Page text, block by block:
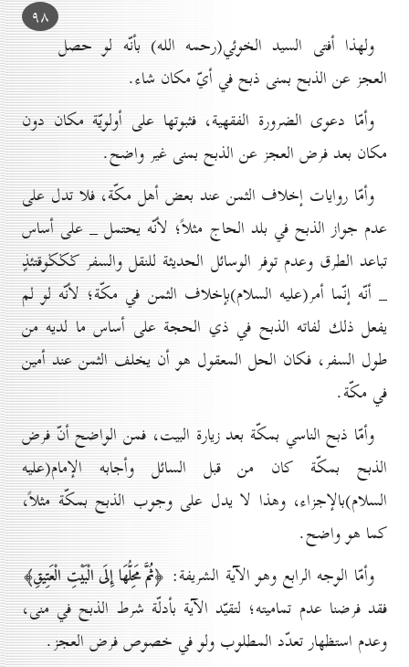
۹۸
ولهذا أفتى السيد الخوئي(رحمه الله) بأنّه لو حصل
العجز عن الذبح بمنى ذبح في أيّ مكان شاء.
وأمّا دعوى الضرورة الفقهية، فثبوتها على أولويّة مكان دون
مكان بعد فرض العجز عن الذبح بمنى غير واضح.
وأمّا روايات إخلاف الثمن عند بعض أهل مكّة، فلا تدل على
عدم جواز الذبح في بلد الحاج مثلاً؛ لأنّه يحتمل _ على أساس
تباعد الطرق وعدم توفر الوسائل الحديثة للنقل والسفر ݢݢݢوقتئذٍ
_ أنّه إنّما أمر(علیه السلام)بإخلاف الثمن في مكّة؛ لأنّه لو لم
يفعل ذلك لفاته الذبح في ذي الحجة على أساس ما لديه من
طول السفر، فكان الحل المعقول هو أن يخلف الثمن عند أمين
في مكّة.
وأمّا ذبح الناسي بمكّة بعد زيارة البيت، فمن الواضح أنّ فرض
الذبح بمكّة كان من قبل السائل وأجابه الإمام(علیه
السلام)بالإجزاء، وهذا لا يدل على وجوب الذبح بمكّة مثلاً،
كما هو واضح.
وأمّا الوجه الرابع وهو الآية الشريفة: ﴿ثُمَّ مَحِلُّهَا إِلَى الْبَيْتِ الْعَتِيقِ﴾
فقد فرضنا عدم تماميته؛ لتقيّد الآية بأدلّة شرط الذبح في منى،
وعدم استظهار تعدّد المطلوب ولو في خصوص فرض العجز.